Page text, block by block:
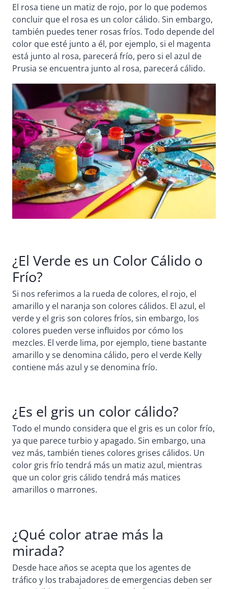
El rosa tiene un matiz de rojo, por lo que podemos
concluir que el rosa es un color cálido. Sin embargo,
también puedes tener rosas fríos. Todo depende del
color que esté junto a él, por ejemplo, si el magenta
está junto al rosa, parecerá frío, pero si el azul de
Prusia se encuentra junto al rosa, parecerá cálido.
¿El Verde es un Color Cálido o
Frío?
Si nos referimos a la rueda de colores, el rojo, el
amarillo y el naranja son colores cálidos. El azul, el
verde y el gris son colores fríos, sin embargo, los
colores pueden verse influidos por cómo los
mezcles. El verde lima, por ejemplo, tiene bastante
amarillo y se denomina cálido, pero el verde Kelly
contiene más azul y se denomina frío.
¿Es el gris un color cálido?
Todo el mundo considera que el gris es un color frío,
ya que parece turbio y apagado. Sin embargo, una
vez más, también tienes colores grises cálidos. Un
color gris frío tendrá más un matiz azul, mientras
que un color gris cálido tendrá más matices
amarillos o marrones.
¿Qué color atrae más la
mirada?
Desde hace años se acepta que los agentes de
tráfico y los trabajadores de emergencias deben ser